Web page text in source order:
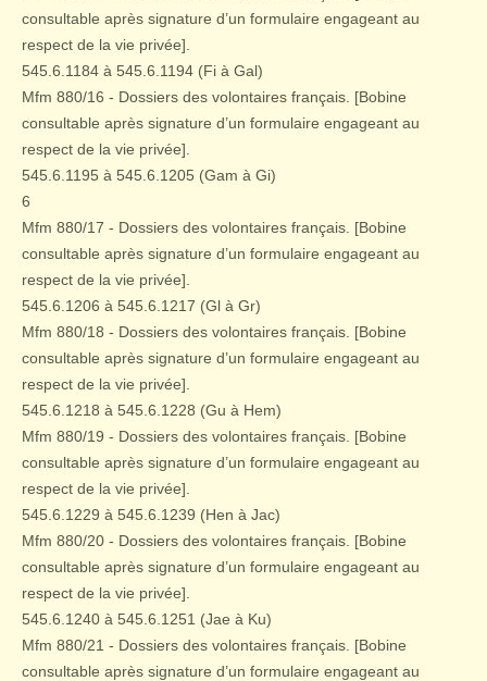
consultable après signature d’un formulaire engageant au
respect de la vie privée].
545.6.1184 à 545.6.1194 (Fi à Gal)
Mfm 880/16 - Dossiers des volontaires français. [Bobine
consultable après signature d’un formulaire engageant au
respect de la vie privée].
545.6.1195 à 545.6.1205 (Gam à Gi)
6
Mfm 880/17 - Dossiers des volontaires français. [Bobine
consultable après signature d’un formulaire engageant au
respect de la vie privée].
545.6.1206 à 545.6.1217 (Gl à Gr)
Mfm 880/18 - Dossiers des volontaires français. [Bobine
consultable après signature d’un formulaire engageant au
respect de la vie privée].
545.6.1218 à 545.6.1228 (Gu à Hem)
Mfm 880/19 - Dossiers des volontaires français. [Bobine
consultable après signature d’un formulaire engageant au
respect de la vie privée].
545.6.1229 à 545.6.1239 (Hen à Jac)
Mfm 880/20 - Dossiers des volontaires français. [Bobine
consultable après signature d’un formulaire engageant au
respect de la vie privée].
545.6.1240 à 545.6.1251 (Jae à Ku)
Mfm 880/21 - Dossiers des volontaires français. [Bobine
consultable après signature d’un formulaire engageant au